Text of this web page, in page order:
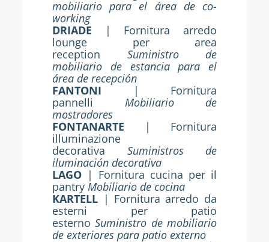
mobiliario para el área de co-
working
DRIADE | Fornitura arredo
lounge per area
reception Suministro de
mobiliario de estancia para el
área de recepción
FANTONI
| Fornitura
pannelli Mobiliario de
mostradores
FONTANARTE
| Fornitura
illuminazione
decorativa Suministros de
iluminación decorativa
LAGO | Fornitura cucina per il
pantry Mobiliario de cocina
KARTELL | Fornitura arredo da
esterni per patio
esterno Suministro de mobiliario
de exteriores para patio externo